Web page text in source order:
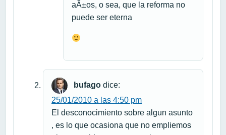
aÃ±os, o sea, que la reforma no
puede ser eterna
bufago dice:
25/01/2010 a las 4:50 pm
El desconocimiento sobre algun asunto
, es lo que ocasiona que no empliemos